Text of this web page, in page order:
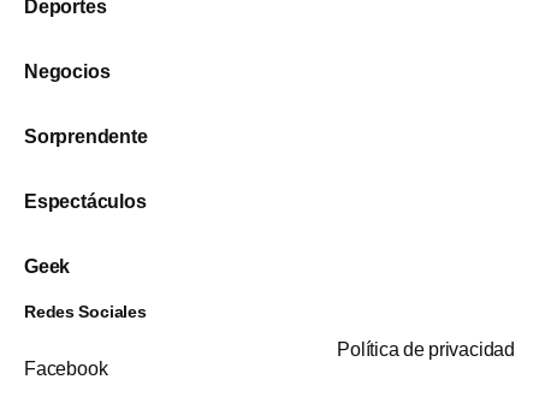
Deportes
Negocios
Sorprendente
Espectáculos
Geek
Redes Sociales
Facebook
Política de privacidad